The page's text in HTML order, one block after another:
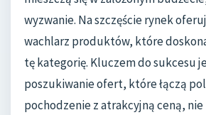
wyzwanie. Na szczęście rynek
wachlarz produktów, które
tę kategorię. Kluczem do sukcesu
poszukiwanie ofert, które łączą
pochodzenie z atrakcyjną ceną,